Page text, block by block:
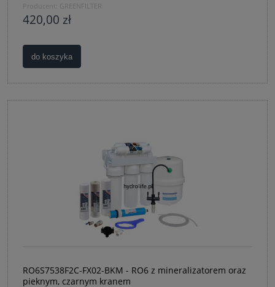
Producent: GREENFILTER
420,00 zł
do koszyka
RO6S7538F2C-FX02-BKM - RO6 z mineralizatorem oraz
pieknym, czarnym kranem